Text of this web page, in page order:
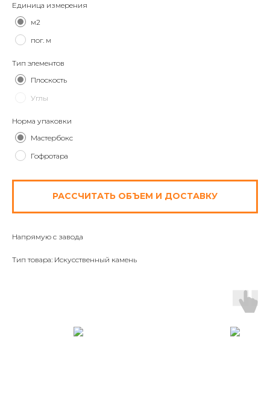
Единица измерения
м2
пог. м
Тип элементов
Плоскость
Углы
Норма упаковки
Мастербокс
Гофротара
РАССЧИТАТЬ ОБЪЕМ И ДОСТАВКУ
Напрямую с завода
Тип товара: Искусственный камень